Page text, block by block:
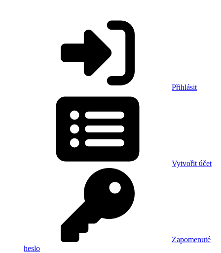
Přihlásit
Vytvořit účet
Zapomenuté
heslo